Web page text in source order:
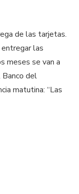
de las tarjetas.
las
meses se van a
del
matutina: “Las